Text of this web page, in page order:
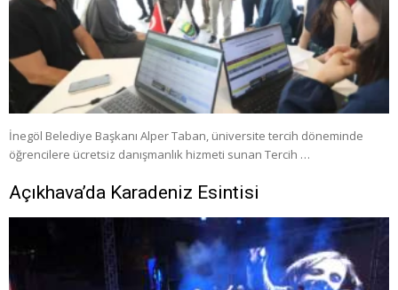
İnegöl Belediye Başkanı Alper Taban, üniversite tercih döneminde
öğrencilere ücretsiz danışmanlık hizmeti sunan Tercih …
Açıkhava’da Karadeniz Esintisi